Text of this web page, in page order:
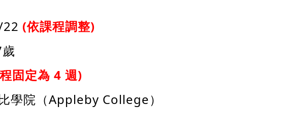
(依課程調整)
固定為 4 週)
學院（Appleby College）